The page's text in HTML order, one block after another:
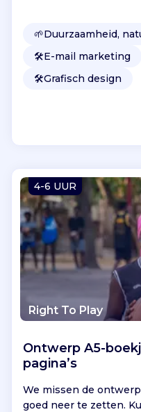
🌱Duurzaamheid,
🛠️E-mail marketing
🛠️Grafisch design
4-6 UUR
Right To Play
Ontwerp A5-
pagina’s
We missen de
goed neer te zetten.